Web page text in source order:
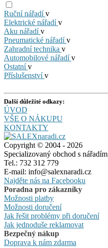
Ruční nářadív
Elektrické nářadív
Aku nářadív
Pneumatické nářadív
Zahradní technika v
Automobilové nářadív
Ostatnív
Příslušenstvív
Další důležité odkazy:
ÚVOD
VŠE O NÁKUPU
KONTAKTY
Copyright © 2004 - 2026
Specializovaný obchod s nářadím
Tel.: 732 312 779
E-mail: info@salexnaradi.cz
Najděte nás na Facebooku
Poradna pro zákazníky
Možnosti platby
Možnosti doručení
Jak řešit problémy při doručení
Jak jednoduše reklamovat
Bezpečný nákup
Doprava k nám zdarma